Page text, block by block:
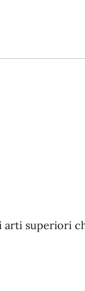
arti superiori